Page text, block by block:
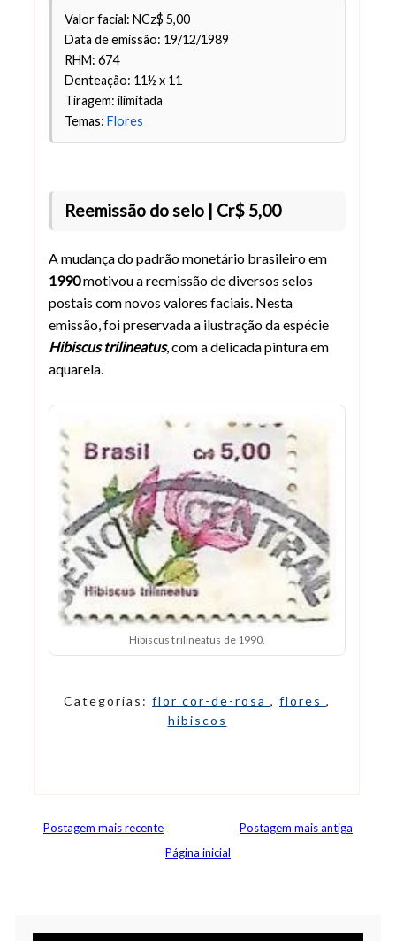
Valor facial: NCz$ 5,00
Data de emissão: 19/12/1989
RHM: 674
Denteação: 11½ x 11
Tiragem: ilimitada
Temas: Flores
Reemissão do selo | Cr$ 5,00
A mudança do padrão monetário brasileiro em
1990motivou a reemissão de diversos selos
postais com novos valores faciais. Nesta
emissão, foi preservada a ilustração da espécie
Hibiscus trilineatus, com a delicada pintura em
aquarela.
Hibiscus trilineatus de 1990.
Categorias: flor cor-de-rosa , flores ,
hibiscos
Postagem mais recente
Postagem mais antiga
Página inicial